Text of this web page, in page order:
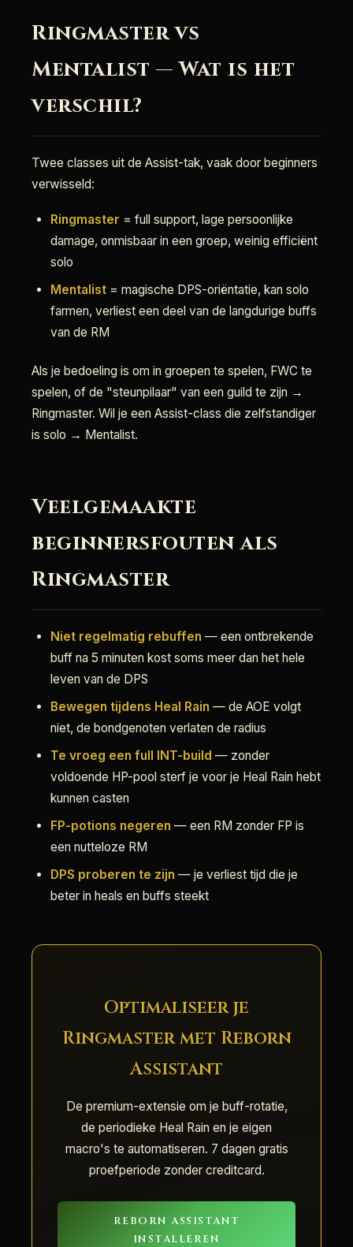
Ringmaster vs
Mentalist — Wat is het
verschil?
Twee classes uit de Assist-tak, vaak door beginners
verwisseld:
Ringmaster = full support, lage persoonlijke
damage, onmisbaar in een groep, weinig efficiënt
solo
Mentalist = magische DPS-oriëntatie, kan solo
farmen, verliest een deel van de langdurige buffs
van de RM
Als je bedoeling is om in groepen te spelen, FWC te
spelen, of de "steunpilaar" van een guild te zijn →
Ringmaster. Wil je een Assist-class die zelfstandiger
is solo → Mentalist.
Veelgemaakte
beginnersfouten als
Ringmaster
Niet regelmatig rebuffen — een ontbrekende
buff na 5 minuten kost soms meer dan het hele
leven van de DPS
Bewegen tijdens Heal Rain — de AOE volgt
niet, de bondgenoten verlaten de radius
Te vroeg een full INT-build — zonder
voldoende HP-pool sterf je voor je Heal Rain hebt
kunnen casten
FP-potions negeren — een RM zonder FP is
een nutteloze RM
DPS proberen te zijn — je verliest tijd die je
beter in heals en buffs steekt
Optimaliseer je
Ringmaster met Reborn
Assistant
De premium-extensie om je buff-rotatie,
de periodieke Heal Rain en je eigen
macro's te automatiseren. 7 dagen gratis
proefperiode zonder creditcard.
REBORN ASSISTANT
INSTALLEREN